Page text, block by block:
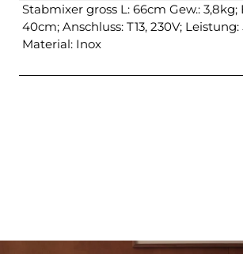
Stabmixer gross L: 66cm Gew.:
40cm; Anschluss: T13, 230V; Leistung:
Material: Inox